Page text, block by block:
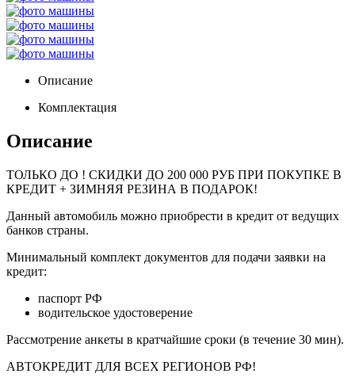
Описание
Комплектация
Описание
ТОЛЬКО ДО ! СКИДКИ ДО 200 000 РУБ ПРИ ПОКУПКЕ В
КРЕДИТ + ЗИМНЯЯ РЕЗИНА В ПОДАРОК!
Данный автомобиль можно приобрести в кредит от ведущих
банков страны.
Минимальный комплект документов для подачи заявки на
кредит:
паспорт РФ
водительское удостоверение
Рассмотрение анкеты в кратчайшие сроки (в течение 30 мин).
АВТОКРЕДИТ ДЛЯ ВСЕХ РЕГИОНОВ РФ!